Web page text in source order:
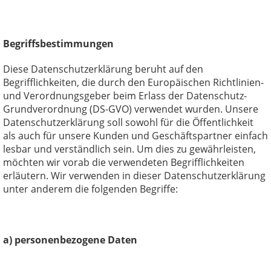
Begriffsbestimmungen
Diese Datenschutzerklärung beruht auf den
Begrifflichkeiten, die durch den Europäischen Richtlinien-
und Verordnungsgeber beim Erlass der Datenschutz-
Grundverordnung (DS-GVO) verwendet wurden. Unsere
Datenschutzerklärung soll sowohl für die Öffentlichkeit
als auch für unsere Kunden und Geschäftspartner einfach
lesbar und verständlich sein. Um dies zu gewährleisten,
möchten wir vorab die verwendeten Begrifflichkeiten
erläutern. Wir verwenden in dieser Datenschutzerklärung
unter anderem die folgenden Begriffe:
a) personenbezogene Daten